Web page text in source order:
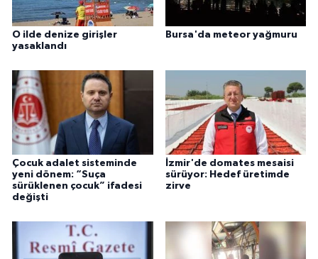
O ilde denize girişler
yasaklandı
Bursa'da meteor yağmuru
Çocuk adalet sisteminde
yeni dönem: “Suça
sürüklenen çocuk” ifadesi
değişti
İzmir'de domates mesaisi
sürüyor: Hedef üretimde
zirve